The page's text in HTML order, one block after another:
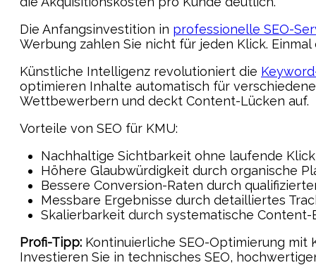
Die Anfangsinvestition in professionelle SEO-
Werbung zahlen Sie nicht für jeden Klick.
Künstliche Intelligenz revolutioniert die
optimieren Inhalte automatisch für
Wettbewerbern und deckt Content-Lücken auf.
Vorteile von SEO für KMU:
Nachhaltige Sichtbarkeit ohne laufende
Höhere Glaubwürdigkeit durch organische
Bessere Conversion-Raten durch
Messbare Ergebnisse durch detailliertes
Skalierbarkeit durch systematische
Profi-Tipp: Kontinuierliche SEO-Optimierung
Investieren Sie in technisches SEO,